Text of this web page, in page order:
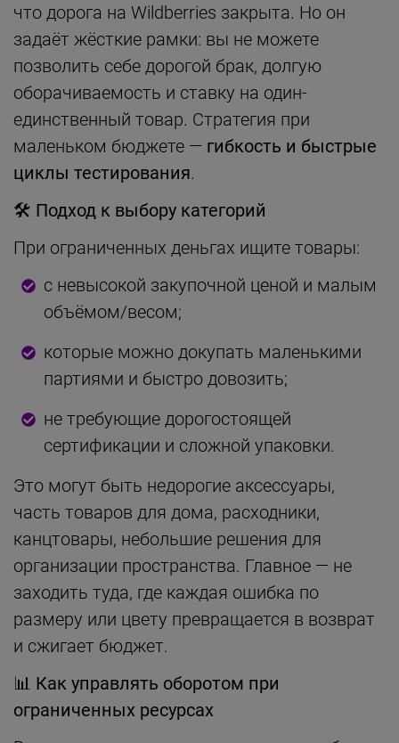
что дорога на Wildberries закрыта. Но он
задаёт жёсткие рамки: вы не можете
позволить себе дорогой брак, долгую
оборачиваемость и ставку на один-
единственный товар. Стратегия при
маленьком бюджете — гибкость и быстрые
циклы тестирования.
🛠 Подход к выбору категорий
При ограниченных деньгах ищите товары:
с невысокой закупочной ценой и малым
объёмом/весом;
которые можно докупать маленькими
партиями и быстро довозить;
не требующие дорогостоящей
сертификации и сложной упаковки.
Это могут быть недорогие аксессуары,
часть товаров для дома, расходники,
канцтовары, небольшие решения для
организации пространства. Главное — не
заходить туда, где каждая ошибка по
размеру или цвету превращается в возврат
и сжигает бюджет.
📊 Как управлять оборотом при
ограниченных ресурсах